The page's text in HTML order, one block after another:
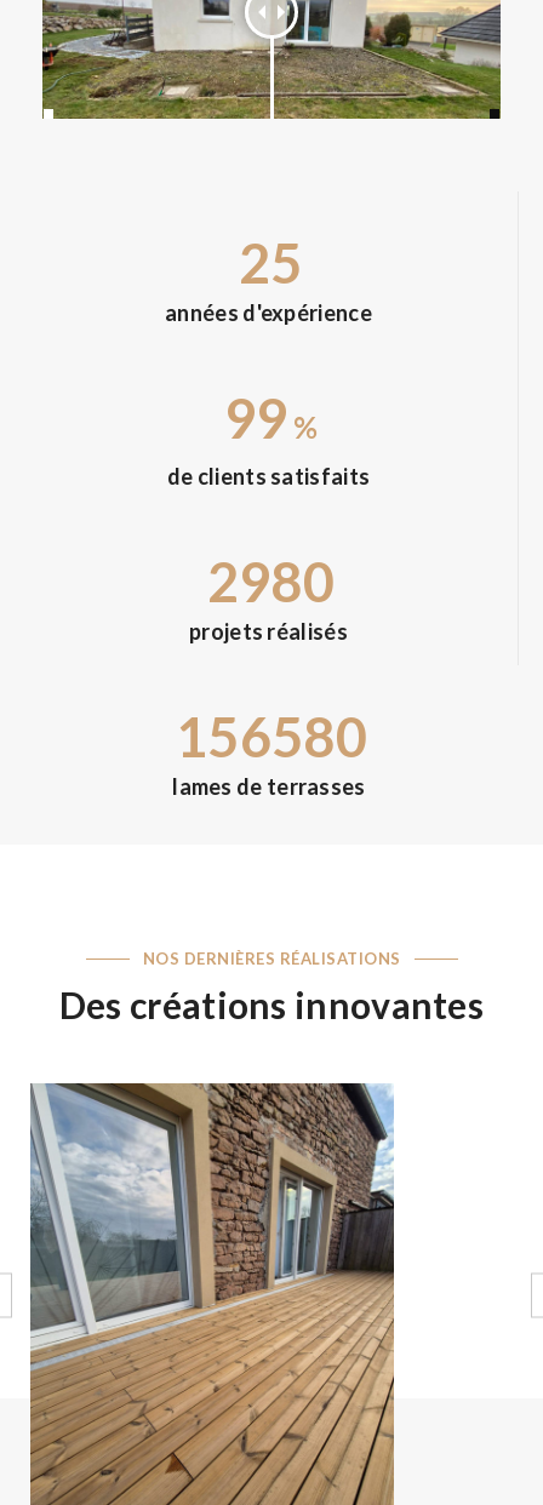
25
années d'expérience
99%
de clients satisfaits
2980
projets réalisés
156580
lames de terrasses
NOS DERNIÈRES RÉALISATIONS
Des créations innovantes
Terrasse Thermopin –
GUMBRECHSTHOFFEN (67)